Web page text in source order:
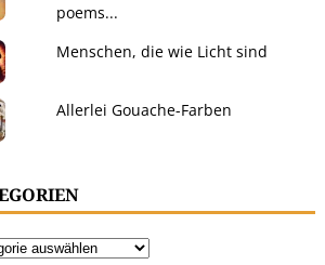
poems...
Menschen, die wie Licht sind
Allerlei Gouache-Farben